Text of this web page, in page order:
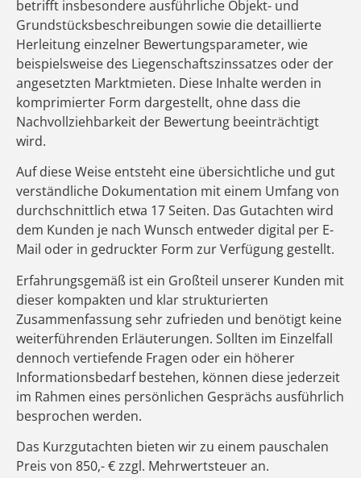
betrifft insbesondere ausführliche Objekt- und
Grundstücksbeschreibungen sowie die detaillierte
Herleitung einzelner Bewertungsparameter, wie
beispielsweise des Liegenschaftszinssatzes oder der
angesetzten Marktmieten. Diese Inhalte werden in
komprimierter Form dargestellt, ohne dass die
Nachvollziehbarkeit der Bewertung beeinträchtigt
wird.
Auf diese Weise entsteht eine übersichtliche und gut
verständliche Dokumentation mit einem Umfang von
durchschnittlich etwa 17 Seiten. Das Gutachten wird
dem Kunden je nach Wunsch entweder digital per E-
Mail oder in gedruckter Form zur Verfügung gestellt.
Erfahrungsgemäß ist ein Großteil unserer Kunden mit
dieser kompakten und klar strukturierten
Zusammenfassung sehr zufrieden und benötigt keine
weiterführenden Erläuterungen. Sollten im Einzelfall
dennoch vertiefende Fragen oder ein höherer
Informationsbedarf bestehen, können diese jederzeit
im Rahmen eines persönlichen Gesprächs ausführlich
besprochen werden.
Das Kurzgutachten bieten wir zu einem pauschalen
Preis von 850,- € zzgl. Mehrwertsteuer an.